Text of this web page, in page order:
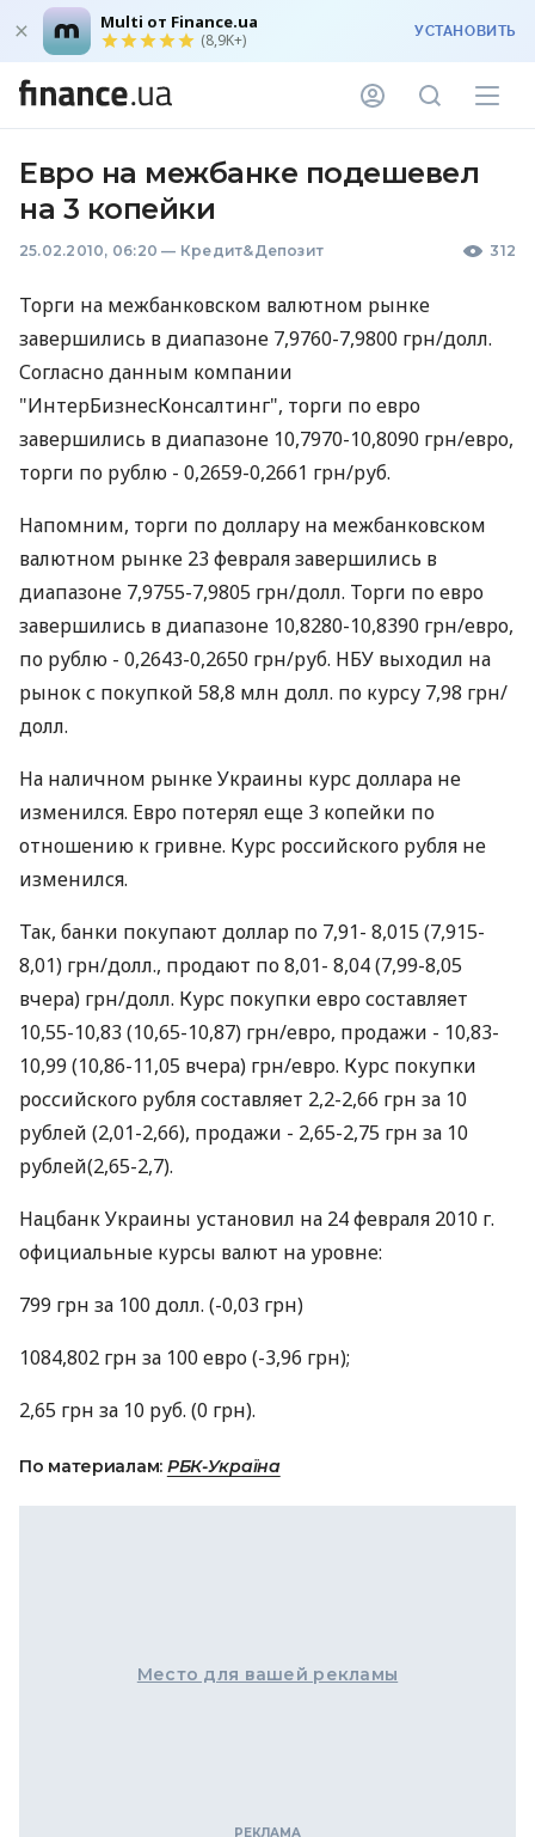
Multi от Finance.ua
(8,9K+) УСТАНОВИТЬ
Евро на межбанке подешевел
на 3 копейки
25.02.2010, 06:20 — Кредит&Депозит 312
Торги на межбанковском валютном рынке
завершились в диапазоне 7,9760-7,9800 грн/долл.
Согласно данным компании
"ИнтерБизнесКонсалтинг", торги по евро
завершились в диапазоне 10,7970-10,8090 грн/евро,
торги по рублю - 0,2659-0,2661 грн/руб.
Напомним, торги по доллару на межбанковском
валютном рынке 23 февраля завершились в
диапазоне 7,9755-7,9805 грн/долл. Торги по евро
завершились в диапазоне 10,8280-10,8390 грн/евро,
по рублю - 0,2643-0,2650 грн/руб. НБУ выходил на
рынок с покупкой 58,8 млн долл. по курсу 7,98 грн/
долл.
На наличном рынке Украины курс доллара не
изменился. Евро потерял еще 3 копейки по
отношению к гривне. Курс российского рубля не
изменился.
Так, банки покупают доллар по 7,91- 8,015 (7,915-
8,01) грн/долл., продают по 8,01- 8,04 (7,99-8,05
вчера) грн/долл. Курс покупки евро составляет
10,55-10,83 (10,65-10,87) грн/евро, продажи - 10,83-
10,99 (10,86-11,05 вчера) грн/евро. Курс покупки
российского рубля составляет 2,2-2,66 грн за 10
рублей (2,01-2,66), продажи - 2,65-2,75 грн за 10
рублей(2,65-2,7).
Нацбанк Украины установил на 24 февраля 2010 г.
официальные курсы валют на уровне:
799 грн за 100 долл. (-0,03 грн)
1084,802 грн за 100 евро (-3,96 грн);
2,65 грн за 10 руб. (0 грн).
По материалам: РБК-Україна
Место для вашей рекламы